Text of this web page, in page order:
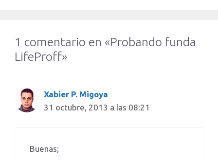
1 comentario en «Probando funda
LifeProff»
Xabier P. Migoya
31 octubre, 2013 a las 08:21
Buenas;